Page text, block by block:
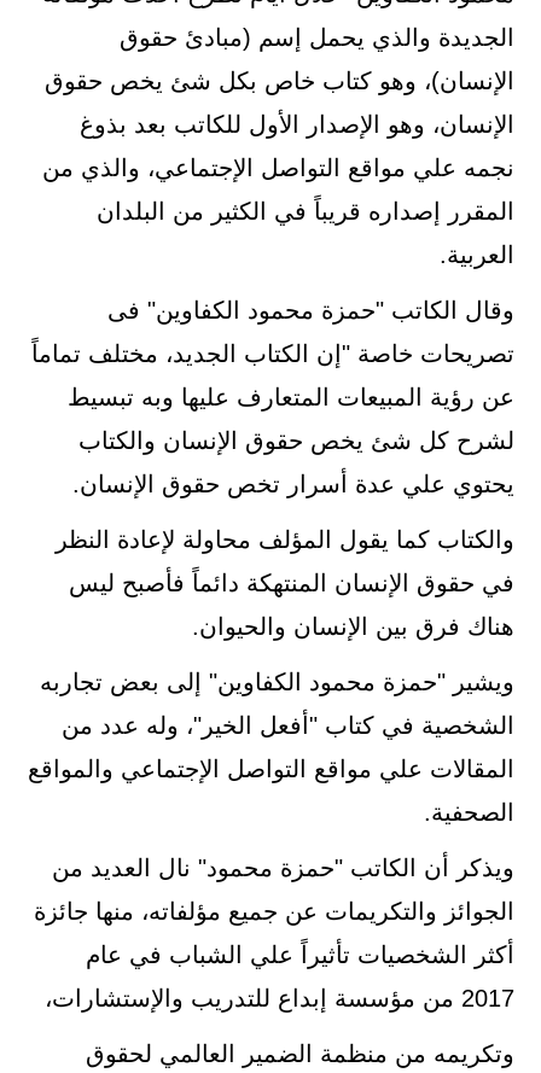
الجديدة والذي يحمل إسم (مبادئ حقوق
الإنسان)، وهو كتاب خاص بكل شئ يخص حقوق
الإنسان، وهو الإصدار الأول للكاتب بعد بذوغ
نجمه علي مواقع التواصل الإجتماعي، والذي من
المقرر إصداره قريباً في الكثير من البلدان
العربية.
وقال الكاتب "حمزة محمود الكفاوين" فى
تصريحات خاصة "إن الكتاب الجديد، مختلف تماماً
عن رؤية المبيعات المتعارف عليها وبه تبسيط
لشرح كل شئ يخص حقوق الإنسان والكتاب
يحتوي علي عدة أسرار تخص حقوق الإنسان.
والكتاب كما يقول المؤلف محاولة لإعادة النظر
في حقوق الإنسان المنتهكة دائماً فأصبح ليس
هناك فرق بين الإنسان والحيوان.
ويشير "حمزة محمود الكفاوين" إلى بعض تجاربه
الشخصية في كتاب "أفعل الخير"، وله عدد من
المقالات علي مواقع التواصل الإجتماعي والمواقع
الصحفية.
ويذكر أن الكاتب "حمزة محمود" نال العديد من
الجوائز والتكريمات عن جميع مؤلفاته، منها جائزة
أكثر الشخصيات تأثيراً علي الشباب في عام
2017 من مؤسسة إبداع للتدريب والإستشارات،
وتكريمه من منظمة الضمير العالمي لحقوق